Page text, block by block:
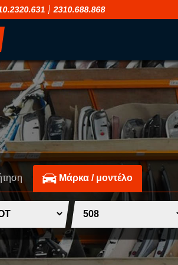
2310.688.868
H
HUMMER
I
INFINITI
ISUZU
Mάρκα / μοντέλο